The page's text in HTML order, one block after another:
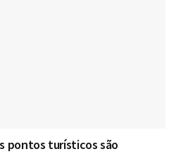
pontos turísticos são